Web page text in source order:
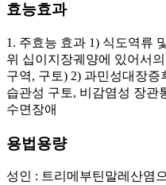
효능효과
1. 주효능 효과 1) 식도역류
위 십이지장궤양에 있어서
구역, 구토) 2) 과민성대장
습관성 구토, 비감염성 장관
수면장애
용법용량
성인 : 트리메부틴말레산염